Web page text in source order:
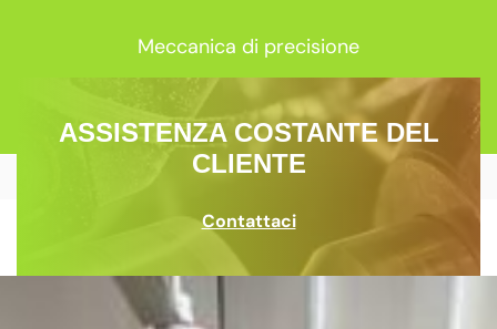
Meccanica di precisione
ASSISTENZA COSTANTE DEL
CLIENTE
Contattaci